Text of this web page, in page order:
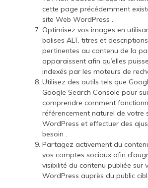
cette page précédemment
site Web WordPress .
Optimisez vos images en
balises ALT, titres et
pertinentes au contenu de la
apparaissent afin qu’elles
indexés par les moteurs de
Utilisez des outils tels que
Google Search Console pour
comprendre comment
référencement naturel de votre
WordPress et effectuer des
besoin .
Partagez activement du
vos comptes sociaux afin
visibilité du contenu publiée sur
WordPress auprès du public